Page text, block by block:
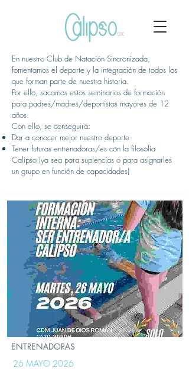
En nuestro Club de Natación Sincronizada,
fomentamos el deporte y la integración de todos los
que forman parte de nuestra historia.
Por ello, sacamos estos seminarios de formación
para padres/madres/deportistas mayores de 12
años.
Con ello, se conseguirá:
Dar a conocer mejor nuestro deporte
Tener futuras entrenadoras/es con la filosofía
Calipso (ya sea para suplencias o para asignarles
un grupo en función de capacidades)
ENTRENADORAS
26 MAYO 2026